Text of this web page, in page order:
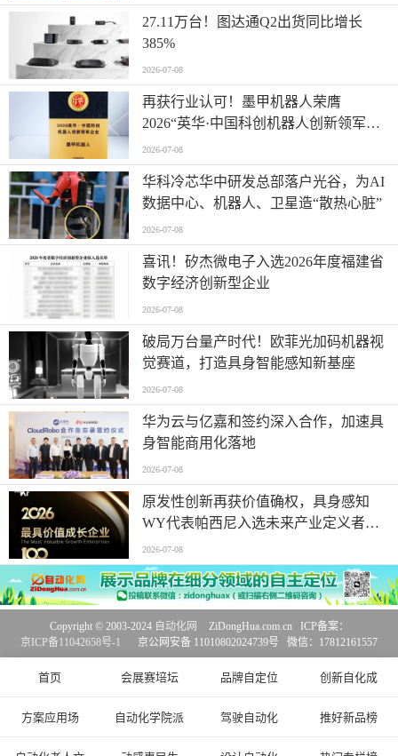
27.11万台！图达通Q2出货同比增长
385%
2026-07-08
再获行业认可！墨甲机器人荣膺
2026“英华·中国科创机器人创新领军企
业”全产业链智能出海标杆
2026-07-08
华科冷芯华中研发总部落户光谷，为AI
数据中心、机器人、卫星造“散热心脏”
2026-07-08
喜讯！矽杰微电子入选2026年度福建省
数字经济创新型企业
2026-07-08
破局万台量产时代！欧菲光加码机器视
觉赛道，打造具身智能感知新基座
2026-07-08
华为云与亿嘉和签约深入合作，加速具
身智能商用化落地
2026-07-08
原发性创新再获价值确权，具身感知
WY代表帕西尼入选未来产业定义者榜
单
2026-07-08
首页 会展赛培坛 品牌自定位 创新自化成
方案应用场 自动化学院派 驾驶自动化 推好新品榜
Copyright © 2003-2024 自动化网
ZiDongHua.com.cn ICP备案：
京ICP备11042658号-1
京公网安备 11010802024739号 微信：17812161557